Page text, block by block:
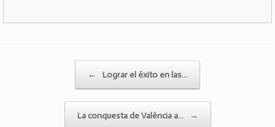
← Lograr el éxito en las…
La conquesta de València a… →